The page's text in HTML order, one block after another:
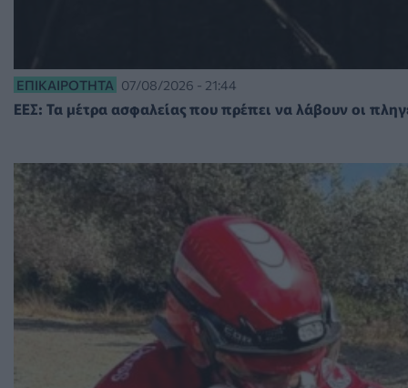
ΕΠΙΚΑΙΡΌΤΗΤΑ 07/08/2026 - 21:44
ΕΕΣ: Τα μέτρα ασφαλείας που πρέπει να λάβουν οι